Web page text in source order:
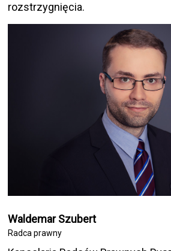
rozstrzygnięcia.
Waldemar Szubert
Radca prawny